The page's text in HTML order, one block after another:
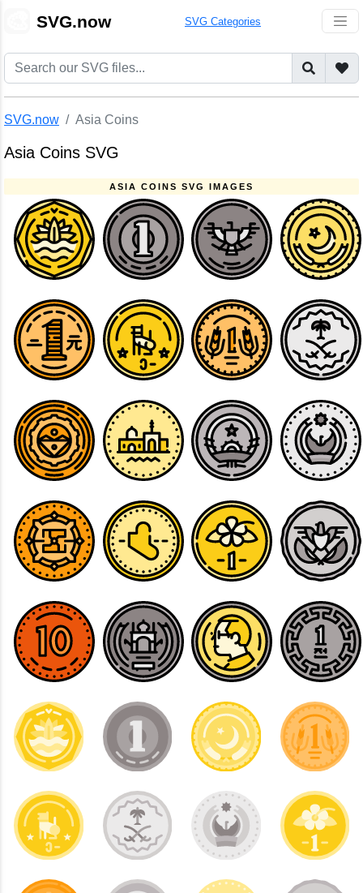
SVG.now SVG Categories
SVG.now Asia Coins
Asia Coins SVG
ASIA COINS SVG IMAGES